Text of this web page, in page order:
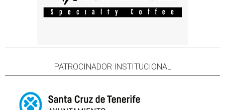
PATROCINADOR INSTITUCIONAL